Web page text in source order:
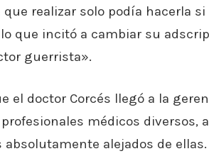
realizar solo podía hacerla
que incitó a cambiar su
guerrista».
el doctor Corcés llegó a la
médicos diversos,
absolutamente alejados de